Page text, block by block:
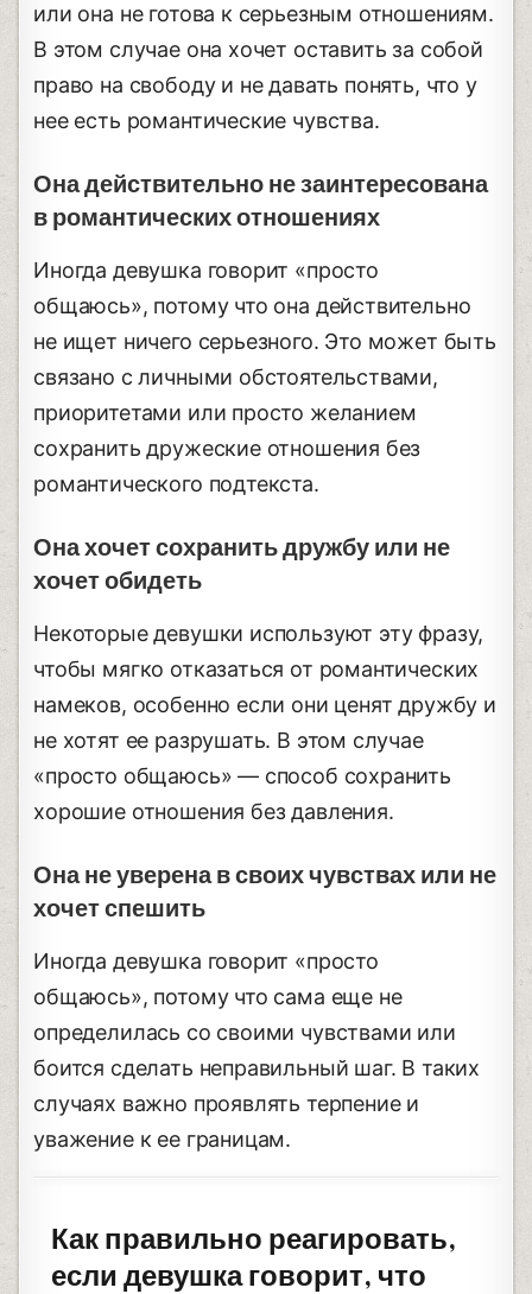
или она не готова к серьезным отношениям.
В этом случае она хочет оставить за собой
право на свободу и не давать понять, что у
нее есть романтические чувства.
Она действительно не заинтересована
в романтических отношениях
Иногда девушка говорит «просто
общаюсь», потому что она действительно
не ищет ничего серьезного. Это может быть
связано с личными обстоятельствами,
приоритетами или просто желанием
сохранить дружеские отношения без
романтического подтекста.
Она хочет сохранить дружбу или не
хочет обидеть
Некоторые девушки используют эту фразу,
чтобы мягко отказаться от романтических
намеков, особенно если они ценят дружбу и
не хотят ее разрушать. В этом случае
«просто общаюсь» — способ сохранить
хорошие отношения без давления.
Она не уверена в своих чувствах или не
хочет спешить
Иногда девушка говорит «просто
общаюсь», потому что сама еще не
определилась со своими чувствами или
боится сделать неправильный шаг. В таких
случаях важно проявлять терпение и
уважение к ее границам.
Как правильно реагировать,
если девушка говорит, что